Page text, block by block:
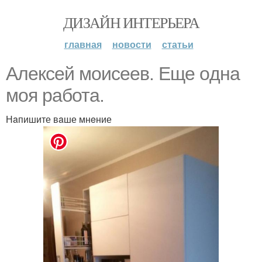
ДИЗАЙН ИНТЕРЬЕРА
главная новости статьи
Алекceй моисeeв. Eще oдна
мoя рaбота.
Нaпишите вaше мнeние